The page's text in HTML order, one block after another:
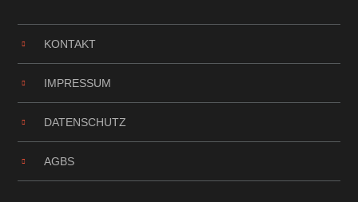
KONTAKT
IMPRESSUM
DATENSCHUTZ
AGBS